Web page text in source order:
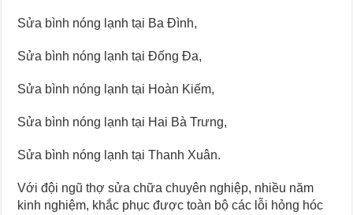
Sửa bình nóng lạnh tại Ba Đình,
Sửa bình nóng lạnh tại Đống Đa,
Sửa bình nóng lạnh tại Hoàn Kiếm,
Sửa bình nóng lạnh tại Hai Bà Trưng,
Sửa bình nóng lạnh tại Thanh Xuân.
Với đội ngũ thợ sửa chữa chuyên nghiệp, nhiều năm
kinh nghiệm, khắc phục được toàn bộ các lỗi hỏng hóc